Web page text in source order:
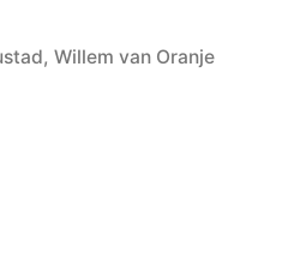
,Willem van Oranje